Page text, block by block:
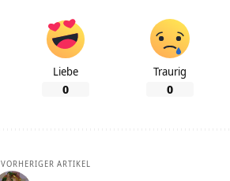
Liebe
0
Traurig
0
VORHERIGER ARTIKEL